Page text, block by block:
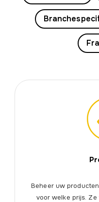
Beheer uw
voor welke prijs.